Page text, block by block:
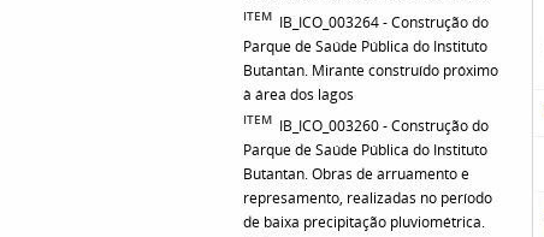
ITEM IB_ICO_003264 - Construção do
Parque de Saúde Pública do Instituto
Butantan. Mirante construído próximo
à área dos lagos
ITEM IB_ICO_003260 - Construção do
Parque de Saúde Pública do Instituto
Butantan. Obras de arruamento e
represamento, realizadas no período
de baixa precipitação pluviométrica.